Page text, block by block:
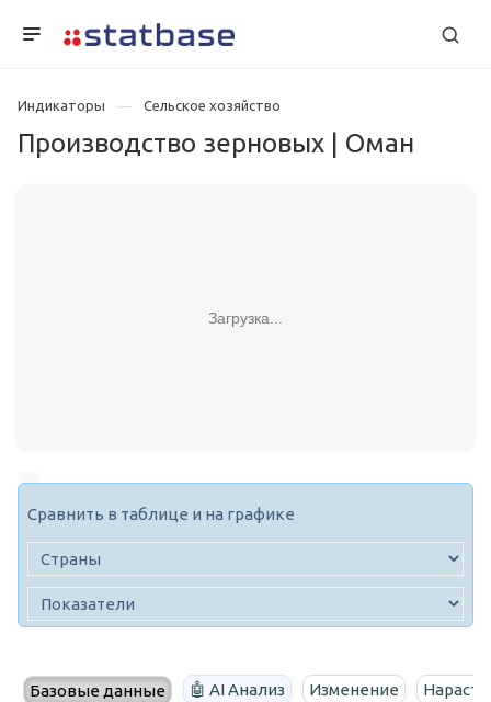
Индикаторы Сельское хозяйство
Производство зерновых | Оман
Загрузка...
Сравнить в таблице и на графике
Базовые данные 🤖 AI Анализ Изменение